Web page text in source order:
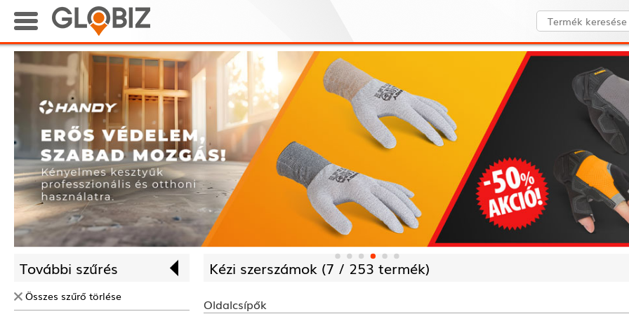
További szűrés
Összes szűrő törlése
Kézi szerszámok (7 / 253 termék)
Oldalcsípők